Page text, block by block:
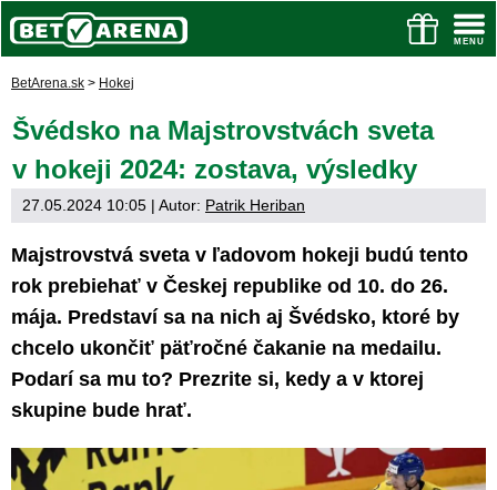
BetArena.sk > Hokej
Švédsko na Majstrovstvách sveta
v hokeji 2024: zostava, výsledky
27.05.2024 10:05 | Autor: Patrik Heriban
Majstrovstvá sveta v ľadovom hokeji budú tento
rok prebiehať v Českej republike od 10. do 26.
mája. Predstaví sa na nich aj Švédsko, ktoré by
chcelo ukončiť päťročné čakanie na medailu.
Podarí sa mu to? Prezrite si, kedy a v ktorej
skupine bude hrať.